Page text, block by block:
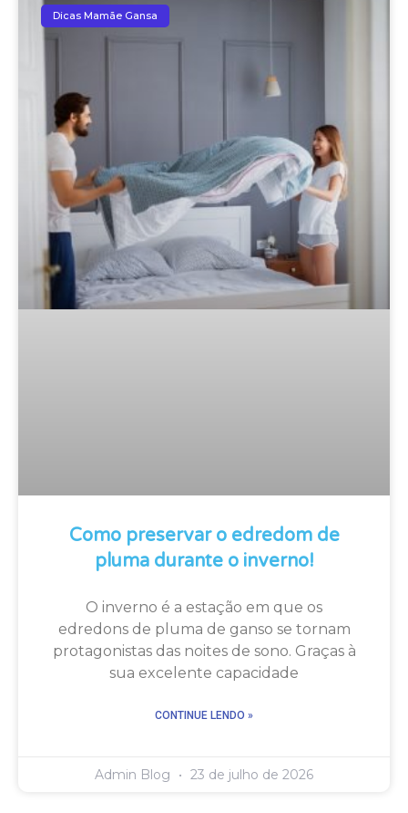
Dicas Mamãe Gansa
Como preservar o edredom de
pluma durante o inverno!
O inverno é a estação em que os
edredons de pluma de ganso se tornam
protagonistas das noites de sono. Graças à
sua excelente capacidade
CONTINUE LENDO »
Admin Blog 23 de julho de 2026